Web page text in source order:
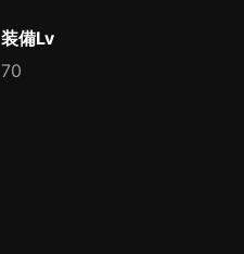
装備Lv
70